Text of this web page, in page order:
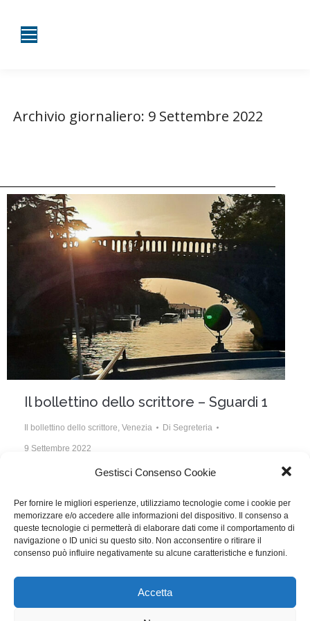
Gestisci Consenso Cookie
Per fornire le migliori esperienze, utilizziamo tecnologie come i cookie per
memorizzare e/o accedere alle informazioni del dispositivo. Il consenso a
queste tecnologie ci permetterà di elaborare dati come il comportamento di
navigazione o ID unici su questo sito. Non acconsentire o ritirare il
consenso può influire negativamente su alcune caratteristiche e funzioni.
Accetta
Archivio giornaliero: 9 Settembre 2022
Il bollettino dello scrittore – Sguardi 1
Il bollettino dello scrittore, Venezia Di Segreteria
9 Settembre 2022
Sguardi. Sta per concludersi il viaggio di Andrea
novantenne, fantasmi che suscitano molte domande
sul cinema e i nuovi linguaggi che devono districarsi
tra l’invadenza del social digitali come Tik Tok.